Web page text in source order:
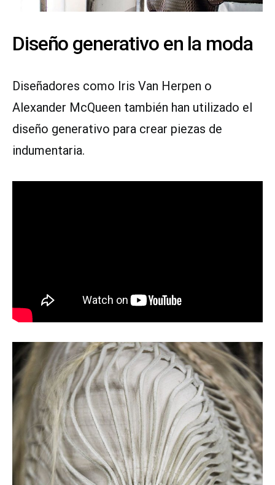
Diseño generativo en la moda
Diseñadores como Iris Van Herpen o
Alexander McQueen también han utilizado el
diseño generativo para crear piezas de
indumentaria.